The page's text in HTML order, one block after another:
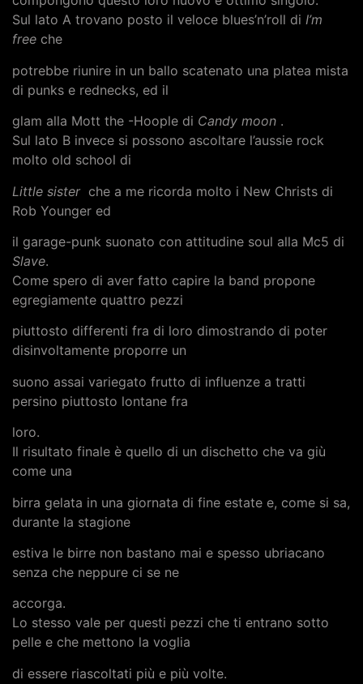
Sul lato A trovano posto il veloce blues’n’roll di I’m
free che
potrebbe riunire in un ballo scatenato una platea mista
di punks e rednecks, ed il
glam alla Mott the -Hoople di Candy moon .
Sul lato B invece si possono ascoltare l’aussie rock
molto old school di
Little sisterche a me ricorda molto i New Christs di
Rob Younger ed
il garage-punk suonato con attitudine soul alla Mc5 di
Slave.
Come spero di aver fatto capire la band propone
egregiamente quattro pezzi
piuttosto differenti fra di loro dimostrando di poter
disinvoltamente proporre un
suono assai variegato frutto di influenze a tratti
persino piuttosto lontane fra
loro.
Il risultato finale è quello di un dischetto che va giù
come una
birra gelata in una giornata di fine estate e, come si sa,
durante la stagione
estiva le birre non bastano mai e spesso ubriacano
senza che neppure ci se ne
accorga.
Lo stesso vale per questi pezzi che ti entrano sotto
pelle e che mettono la voglia
di essere riascoltati più e più volte.